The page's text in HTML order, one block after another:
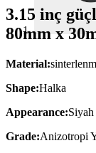
3.15 inç
80mm x
Material:
Shape:Halka
Appearance:Siyah
Grade:Anizotropi